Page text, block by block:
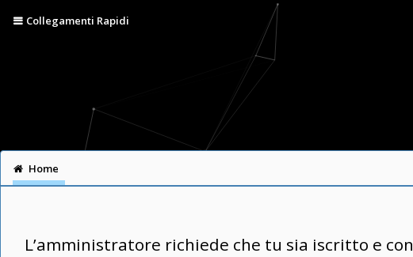
Collegamenti Rapidi
Home
L’amministratore richiede che tu sia iscritto e